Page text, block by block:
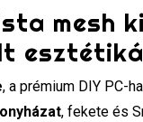
mesh
, a prémium DIY PC-
, fekete és